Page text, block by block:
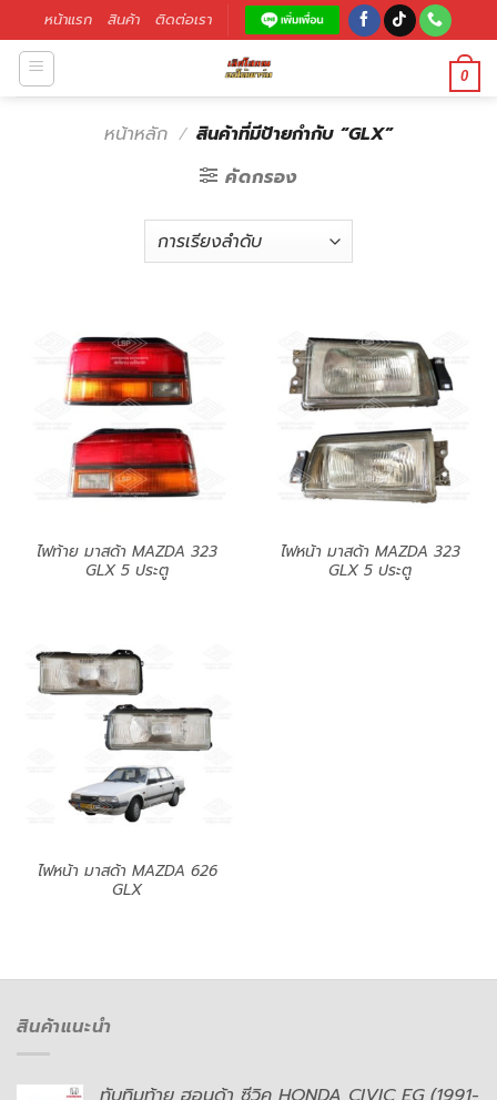
หน้าแรก สินค้า ติดต่อเรา
0
หน้าหลัก / สินค้าที่มีป้ายกำกับ “GLX”
คัดกรอง
ไฟท้าย มาสด้า MAZDA 323
GLX 5 ประตู
ไฟหน้า มาสด้า MAZDA 323
GLX 5 ประตู
ไฟหน้า มาสด้า MAZDA 626
GLX
สินค้าแนะนำ